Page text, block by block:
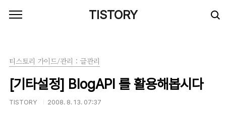
TISTORY
티스토리 가이드/관리 : 글관리
[기타설정] BlogAPI 를 활용해봅시다
TISTORY 2008. 8. 13. 07:37